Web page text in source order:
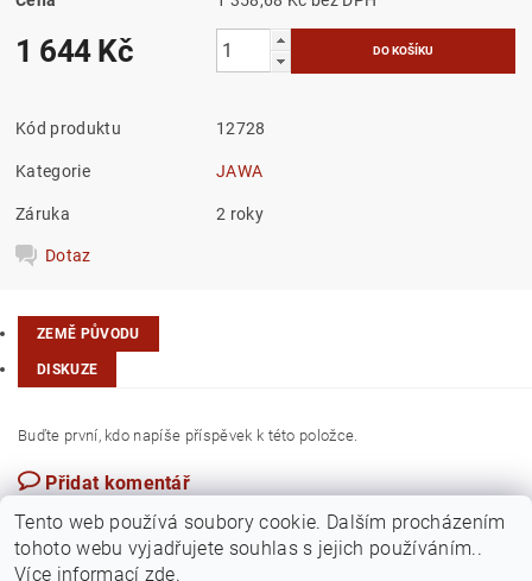
1 644 Kč
Kód produktu 12728
Kategorie JAWA
Záruka 2 roky
Dotaz
ZEMĚ PŮVODU
DISKUZE
Buďte první, kdo napíše příspěvek k této položce.
Přidat komentář
Tento web používá soubory cookie. Dalším procházením
tohoto webu vyjadřujete souhlas s jejich používáním..
Více informací zde.